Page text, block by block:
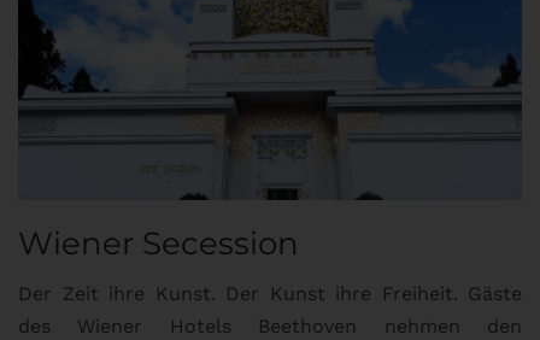
Wiener Secession
Der Zeit ihre Kunst. Der Kunst ihre Freiheit. Gäste
des Wiener Hotels Beethoven nehmen den